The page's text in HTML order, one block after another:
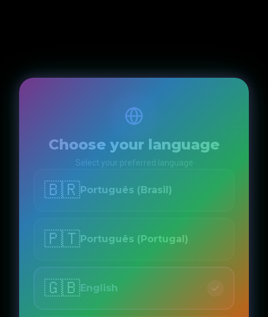
Choose your language
Select your preferred language
🇧🇷Português (Brasil)
🇵🇹Português (Portugal)
🇬🇧English